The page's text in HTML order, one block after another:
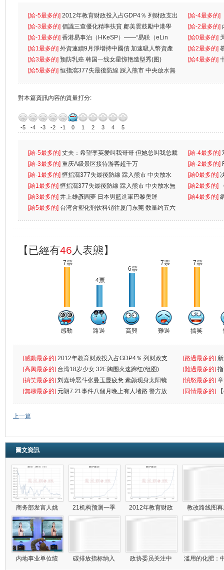
[給-5最多的] 2012年教育财政投入占GDP4％ 列财政支出
首位
[給-4最多的]
一
[給-3最多的] 倡議三查優化精準扶貧 鄺美雲鼓勵中港學
生
[給-2最多的]
人
[給-1最多的] 香港易事泊（HKeSP）——“易联（eLin
k）”项目
[給0最多的]
[給1最多的] 外資連續9月淨增持中國債 加速吸人幣資產 [給2最多的]
[給3最多的] 预防乳癌 韩国一线女星惊艳造型秀(图) [給4最多的]
[給5最多的]恒指瀉377失最後防線 踩入熊市 中央放水無
對本篇資訊內容的質量打分:
-5 -4 -3 -2 -1 0 1 2 3 4 5
[給-5最多的] 丈夫：希望李英爱叫我哥哥 但她总叫我总裁
先
[給-4最多的]
离
[給-3最多的] 重庆A级景区接待游客超千万 [給-2最多的]
[給-1最多的]恒指瀉377失最後防線 踩入熊市 中央放水
無
[給0最多的]
[給1最多的]恒指瀉377失最後防線 踩入熊市 中央放水無 [給2最多的]
[給3最多的] 井上雄彥圓夢 日本男籃進軍巴黎奧運 [給4最多的]
[給5最多的] 台湾含塑化剂饮料销往厦门东莞 数量约五六
【已經有46 人表態】
7票
感動
4票
路過
6票
高興
7票
難過
7票
搞笑
[感動最多的] 2012年教育财政投入占GDP4％ 列财政支
出首位
[路過最多的]
[高興最多的] 台湾18岁少女 32E胸围火速蹿红(组图) [難過最多的]
罪
[搞笑最多的] 刘嘉玲恶斗张曼玉显疲惫 素颜现身太阳镜
遮
[憤怒最多的]
[無聊最多的] 元朗7.21事件八個月晚上有人堵路 警方放
催
[同情最多的]
敗
上一篇
圖文資訊
商务部发言人姚 21机构预测一季 2012年教育财政 教改路线图
内地事业单位绩 碳排放指标纳入 政协委员关注中 滥用的化肥：